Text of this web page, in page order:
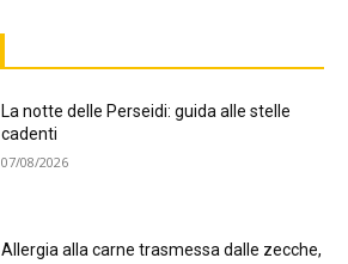
La notte delle Perseidi: guida alle stelle
cadenti
07/08/2026
Allergia alla carne trasmessa dalle zecche,